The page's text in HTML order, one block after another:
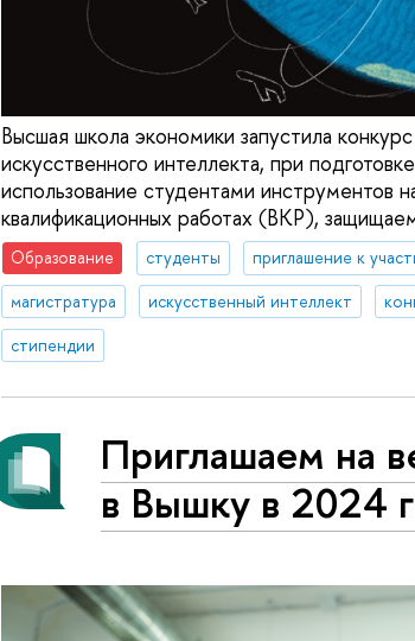
Высшая школа экономики запустила
искусственного интеллекта, при
использование студентами инструментов
квалификационных работах (ВКР),
Образование студенты приглашение к
магистратура
искусственный интеллект
стипендии
Приглашаем на
в Вышку в 2024